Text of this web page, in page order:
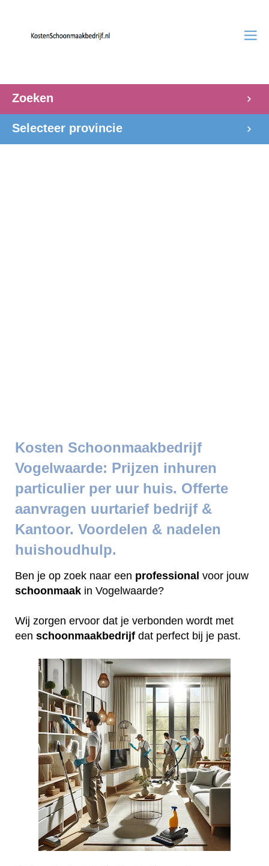
Zoeken
Selecteer provincie
Kosten Schoonmaakbedrijf
Vogelwaarde: Prijzen inhuren
particulier per uur huis. Offerte
aanvragen uurtarief bedrijf &
Kantoor. Voordelen & nadelen
huishoudhulp.
Ben je op zoek naar een professional voor jouw
schoonmaak in Vogelwaarde?
Wij zorgen ervoor dat je verbonden wordt met
een schoonmaakbedrijf dat perfect bij je past.